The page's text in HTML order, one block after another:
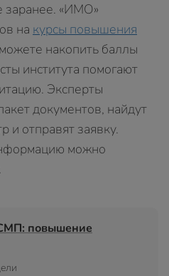
заранее. «ИМО»
на курсы повышения
накопить баллы
института помогают
Эксперты
документов, найдут
и отправят заявку.
можно
повышение